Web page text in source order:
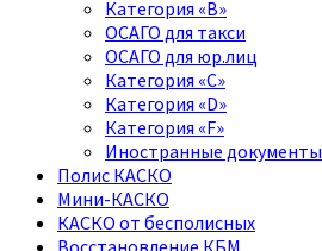
Категория «B»
ОСАГО для такси
ОСАГО для юр.лиц
Категория «C»
Категория «D»
Категория «F»
Иностранные документы
Полис КАСКО
Мини-КАСКО
КАСКО от бесполисных